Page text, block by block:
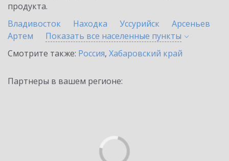
продукта.
Владивосток
Находка Уссурийск
Арсеньев
Артем
Показать все населенные пункты
Смотрите также: Россия, Хабаровский край
Партнеры в вашем регионе: